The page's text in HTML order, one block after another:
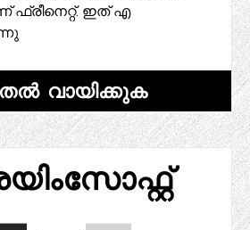
ഫ്രീനെറ്റ്. ഇത് എ
വായിക്കുക